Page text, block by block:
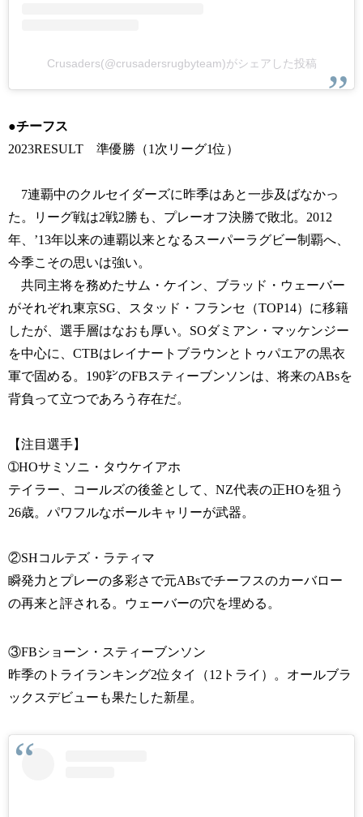
Crusaders(@crusadersrugbyteam)がシェアした投稿
●チーフス
2023RESULT 準優勝（1次リーグ1位）
7連覇中のクルセイダーズに昨季はあと一歩及ばなかっ
た。リーグ戦は2戦2勝も、プレーオフ決勝で敗北。2012
年、’13年以来の連覇以来となるスーパーラグビー制覇へ、
今季こその思いは強い。
共同主将を務めたサム・ケイン、ブラッド・ウェーバー
がそれぞれ東京SG、スタッド・フランセ（TOP14）に移籍
したが、選手層はなおも厚い。SOダミアン・マッケンジー
を中心に、CTBはレイナートブラウンとトゥパエアの黒衣
軍で固める。190㌢のFBスティーブンソンは、将来のABsを
背負って立つであろう存在だ。
【注目選手】
➀HOサミソニ・タウケイアホ
テイラー、コールズの後釜として、NZ代表の正HOを狙う
26歳。パワフルなボールキャリーが武器。
②SHコルテズ・ラティマ
瞬発力とプレーの多彩さで元ABsでチーフスのカーバロー
の再来と評される。ウェーバーの穴を埋める。
③FBショーン・スティーブンソン
昨季のトライランキング2位タイ（12トライ）。オールブラ
ックスデビューも果たした新星。